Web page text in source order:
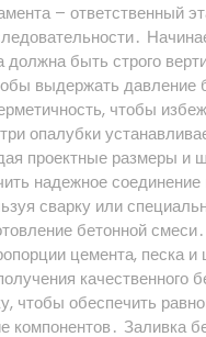
– ответственный
быть строго
выдержать давление
чтобы
опалубки
проектные размеры и
надежное
сварку или
бетонной
цемента, песка
качественного
чтобы обеспечить
компонентов․ Заливка